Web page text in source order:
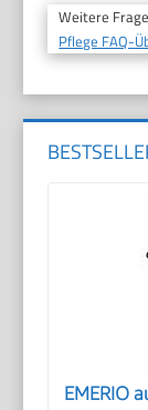
Weitere
Pflege FAQ-
EMERIO